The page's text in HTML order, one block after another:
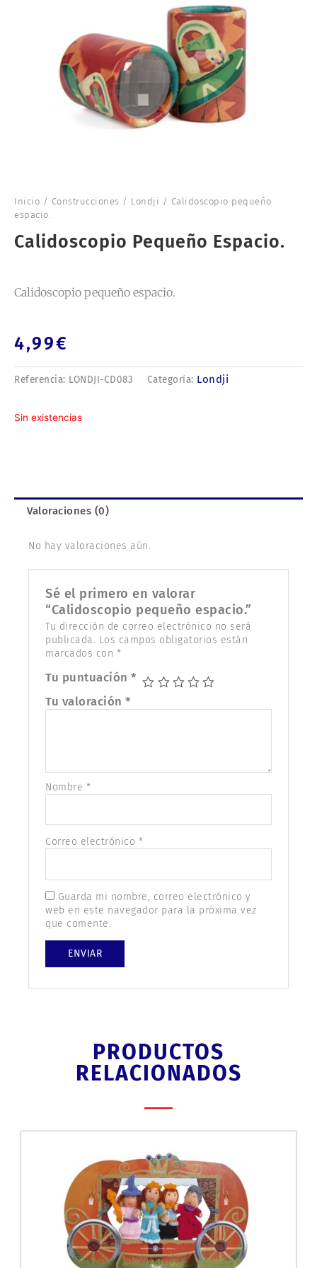
Inicio / Construcciones / Londji / Calidoscopio pequeño
espacio.
Calidoscopio Pequeño Espacio.
Calidoscopio pequeño espacio.
4,99€
Referencia: LONDJI-CD083 Categoría: Londji
Sin existencias
Valoraciones (0)
No hay valoraciones aún.
Sé el primero en valorar
“Calidoscopio pequeño espacio.”
Tu dirección de correo electrónico no será
publicada. Los campos obligatorios están
marcados con *
Tu puntuación*
Tu valoración*
Nombre *
Correo electrónico *
Guarda mi nombre, correo electrónico y
web en este navegador para la próxima vez
que comente.
PRODUCTOS
RELACIONADOS